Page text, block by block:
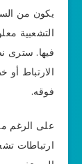
يكون من
التشعبية
فيها. سترى
الارتباط
فوقه.
على الرغم
ارتباطات